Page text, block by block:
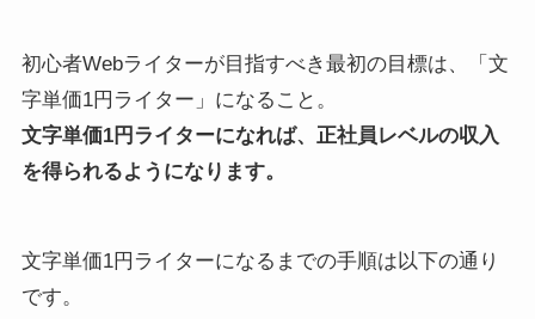
初心者Webライターが目指すべき最初の目標は、「文
字単価1円ライター」になること。
文字単価1円ライターになれば、正社員レベルの収入
を得られるようになります。
文字単価1円ライターになるまでの手順は以下の通り
です。